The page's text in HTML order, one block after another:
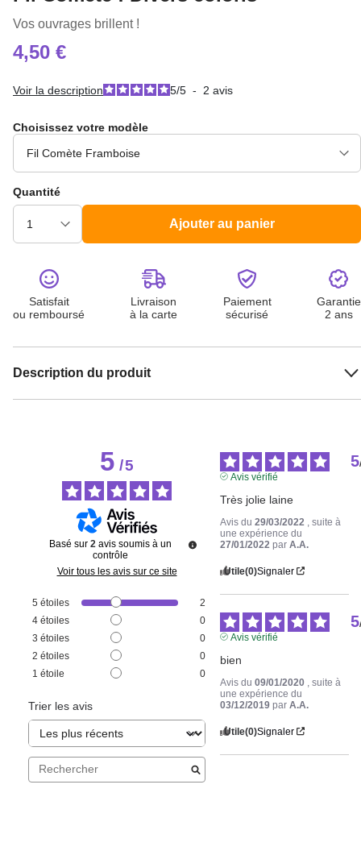
Vos ouvrages brillent !
4,50 €
Voir la description 5/5 - 2 avis
Choisissez votre modèle
Quantité
Ajouter au panier
Satisfait
ou remboursé
Livraison
à la carte
Paiement
sécurisé
Garantie
2 ans
Description du produit
5/5
Basé sur 2 avis soumis à un
contrôle
Voir tous les avis sur ce site
5 étoiles
2
4 étoiles
0
3 étoiles
0
2 étoiles
0
1 étoile 0
Trier les avis
5
Avis vérifié
Très jolie laine
Avis du29/03/2022
, suite à
une expérience du
27/01/2022 parA.A.
Utile(0)Signaler
5
Avis vérifié
bien
Avis du09/01/2020
, suite à
une expérience du
03/12/2019 parA.A.
Utile(0)Signaler